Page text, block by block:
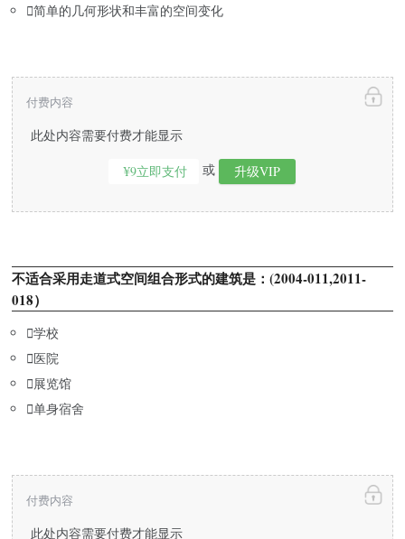
简单的几何形状和丰富的空间变化
此处内容需要付费才能显示
¥9立即支付 或 升级VIP
付费内容
不适合采用走道式空间组合形式的建筑是：(2004-011,2011-
018）
学校
医院
展览馆
单身宿舍
此处内容需要付费才能显示
付费内容